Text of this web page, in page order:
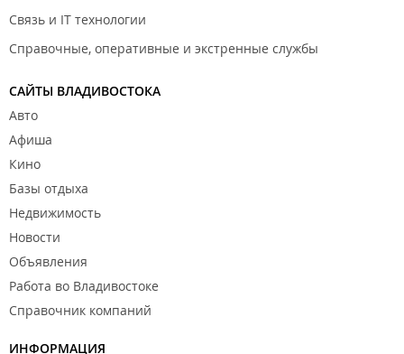
Связь и IT технологии
Справочные, оперативные и экстренные службы
САЙТЫ ВЛАДИВОСТОКА
Авто
Афиша
Кино
Базы отдыха
Недвижимость
Новости
Объявления
Работа во Владивостоке
Справочник компаний
ИНФОРМАЦИЯ